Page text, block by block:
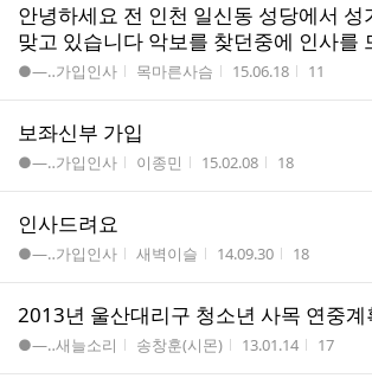
안녕하세요 전 인천 일신동 성당에서 성
맞고 있습니다 악보를 찾던중에 인사를
게시판명
●―‥가입인사 작성자
목마른사슴 작성시간
15.06.18 조회수
11
보좌신부 가입
게시판명
●―‥가입인사 작성자
이종민 작성시간
15.02.08 조회수
18
인사드려요
게시판명
●―‥가입인사 작성자
새벽이슬 작성시간
14.09.30 조회수
18
2013년 울산대리구 청소년 사목 연중계
게시판명
●―‥새늘소리 작성자
송창훈(시몬) 작성시간
13.01.14 조회수
17